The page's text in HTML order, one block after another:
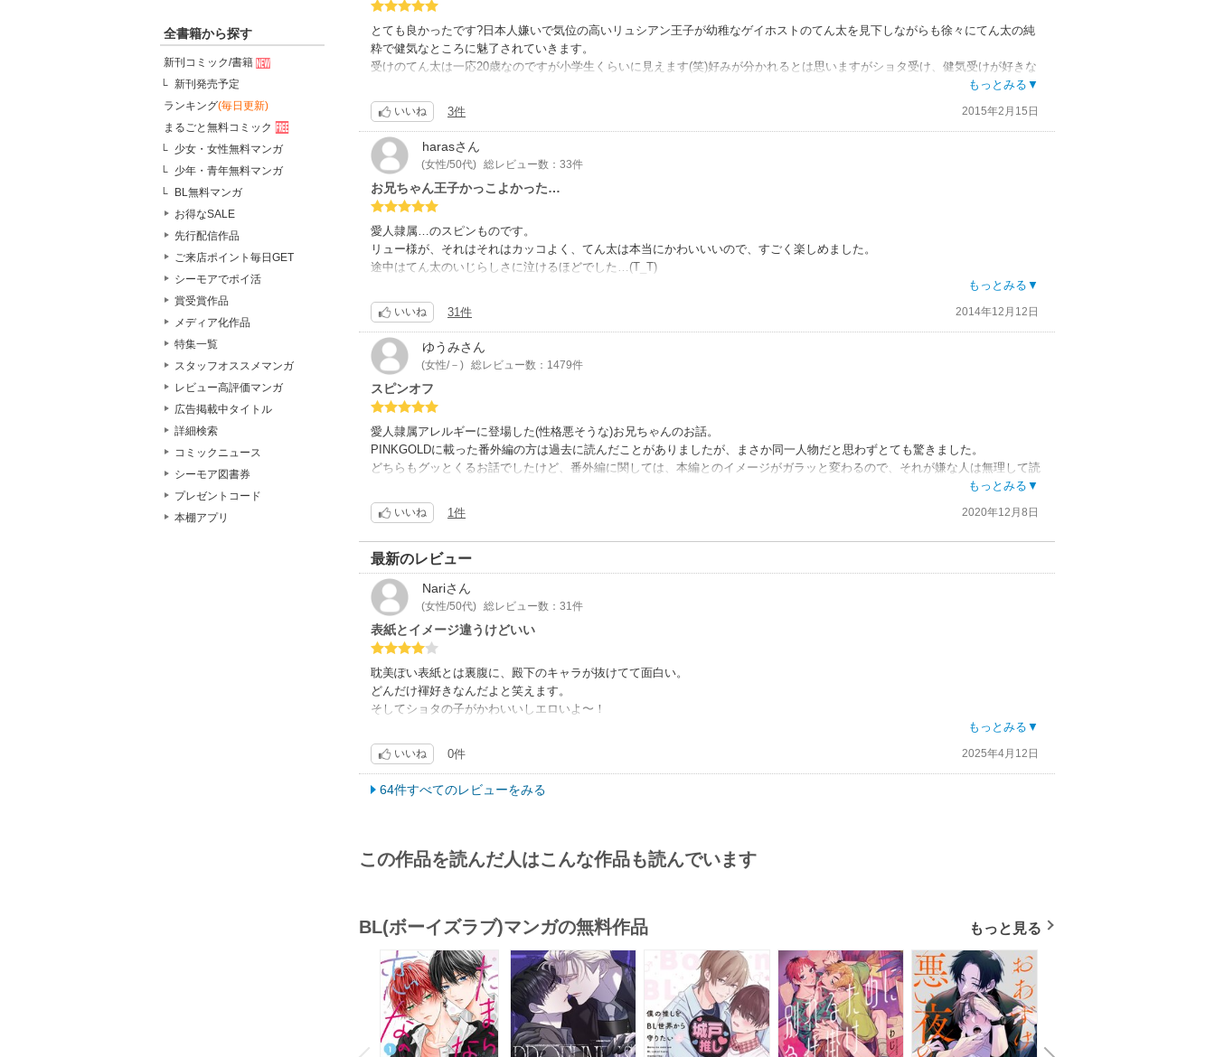
全書籍から探す
新刊コミック/書籍
新刊発売予定
ランキング(毎日更新)
まるごと無料コミック
少女・女性無料マンガ
少年・青年無料マンガ
BL無料マンガ
お得なSALE
先行配信作品
ご来店ポイント毎日GET
シーモアでポイ活
賞受賞作品
メディア化作品
特集一覧
スタッフオススメマンガ
レビュー高評価マンガ
広告掲載中タイトル
詳細検索
コミックニュース
シーモア図書券
プレゼントコード
本棚アプリ
リュシアンを好きなんだと思います(いろいろな面で)
とても良かったです?日本人嫌いで気位の高いリュシアン王子が幼稚なゲイホストのてん太を見下しながらも徐々にてん太の純
粋で健気なところに魅了されていきます。
受けのてん太は一応20歳なのですが小学生くらいに見えます(笑)好みが分かれるとは思いますがショタ受け、健気受けが好きな
攻めのリュシアン王子は容姿は勿論仕草の一つ一つ美しく格好良く描かれていて、受けのてん太はデフォルメ多めで可愛らしく
描かれています。Hシーンもしっかり濃厚です(笑)
美麗な絵からデフォルメまでとても上手な作家さんです。
ぜひ続編が読んでみたい作品です?
もっとみる▼
いいね 3件 2015年2月15日
harasさん
(女性/50代) 総レビュー数：33件
お兄ちゃん王子かっこよかった…
愛人隷属…のスピンものです。
リュー様が、それはそれはカッコよく、てん太は本当にかわいいいので、すごく楽しめました。
途中はてん太のいじらしさに泣けるほどでした…(T_T)
あと、リュー様の幼いころの乱れっぷりが終わりの方にあります。これはちょっと驚くというか引きます（笑）作家の方も注意
書きしてましたが。
そのあとの書き下ろしで幸せな感じに戻り、最後はかわいいリュー様でした。
この作品で好きな作家さんの一人になりました(*^^*)
もっとみる▼
いいね 31件 2014年12月12日
ゆうみさん
(女性/－) 総レビュー数：1479件
スピンオフ
愛人隷属アレルギーに登場した(性格悪そうな)お兄ちゃんのお話。
PINKGOLDに載った番外編の方は過去に読んだことがありましたが、まさか同一人物だと思わずとても驚きました。
どちらもグッとくるお話でしたけど、番外編に関しては、本編とのイメージがガラッと変わるので、それが嫌な人は無理して読
もっとみる▼
いいね 1件 2020年12月8日
最新のレビュー
Nariさん
(女性/50代) 総レビュー数：31件
表紙とイメージ違うけどいい
耽美ぽい表紙とは裏腹に、殿下のキャラが抜けてて面白い。
どんだけ褌好きなんだよと笑えます。
そしてショタの子がかわいいしエロいよ〜！
初めての作者さんでしたが、他の作品もきになりました。
シリアスすぎなくて、出てくるキャラみんな好感がもてます。
もっとみる▼
いいね 0件 2025年4月12日
64件すべてのレビューをみる
この作品を読んだ人はこんな作品も読んでいます
BL(ボーイズラブ)マンガの無料作品 もっと見る
v
o
s